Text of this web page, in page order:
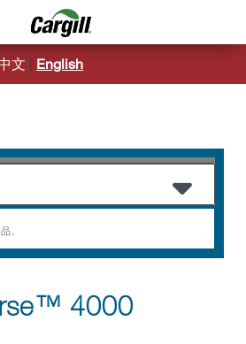
文 | English
4000